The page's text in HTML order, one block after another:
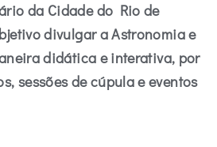
da Cidade do Rio de
divulgar a Astronomia e
didática e interativa, por
sessões de cúpula e eventos